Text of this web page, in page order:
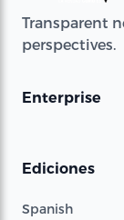
Transparent
perspectives.
Enterprise
Ediciones
Spanish